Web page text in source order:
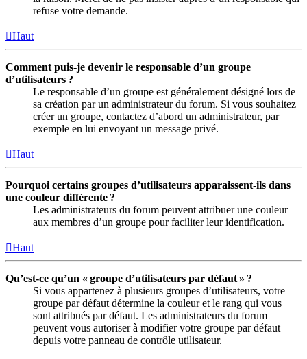
refuse votre demande.
Haut
Comment puis-je devenir le responsable d’un groupe
d’utilisateurs ?
Le responsable d’un groupe est généralement désigné lors de
sa création par un administrateur du forum. Si vous souhaitez
créer un groupe, contactez d’abord un administrateur, par
exemple en lui envoyant un message privé.
Haut
Pourquoi certains groupes d’utilisateurs apparaissent-ils dans
une couleur différente ?
Les administrateurs du forum peuvent attribuer une couleur
aux membres d’un groupe pour faciliter leur identification.
Haut
Qu’est-ce qu’un « groupe d’utilisateurs par défaut » ?
Si vous appartenez à plusieurs groupes d’utilisateurs, votre
groupe par défaut détermine la couleur et le rang qui vous
sont attribués par défaut. Les administrateurs du forum
peuvent vous autoriser à modifier votre groupe par défaut
depuis votre panneau de contrôle utilisateur.